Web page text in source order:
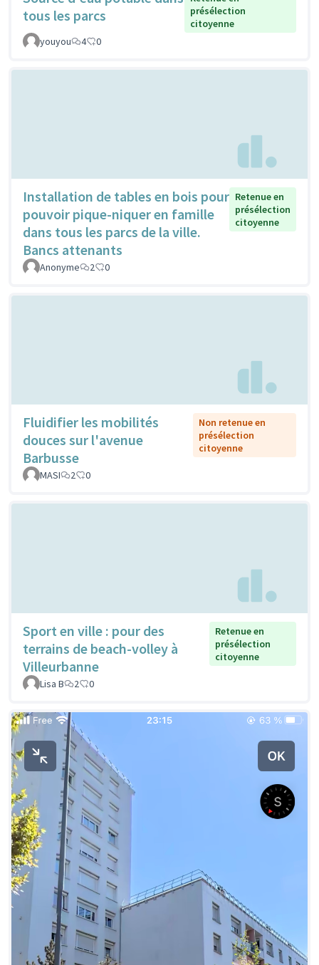
tous les parcs
présélection
citoyenne
youyou
4 0
Installation de tables en bois pour
pouvoir pique-niquer en famille
dans tous les parcs de la ville.
Bancs attenants
Retenue en
présélection
citoyenne
Anonyme 2 0
Fluidifier les mobilités
douces sur l'avenue
Barbusse
Non retenue en
présélection
citoyenne
MASI 2 0
Sport en ville : pour des
terrains de beach-volley à
Villeurbanne
Retenue en
présélection
citoyenne
Lisa B 2 0